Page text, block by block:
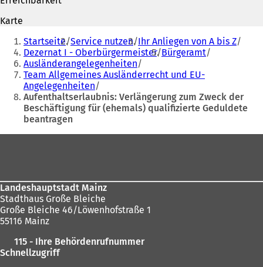
t
i
n
e
i
n
e
m
e
T
b
)
i
n
e
m
n
u
a
Karte
Sie
befinden
sich
hier:
Startseite Service nutzen Ihr Anliegen von A bis Z
Dezernat I - Oberbürgermeister Bürgeramt
Ausländerangelegenheiten
Team Allgemeines Ausländerrecht und EU-
Angelegenheiten
Aufenthaltserlaubnis: Verlängerung zum Zweck der
Beschäftigung für (ehemals) qualifizierte Geduldete
beantragen
Landeshauptstadt Mainz
Stadthaus Große Bleiche
Große Bleiche 46/Löwenhofstraße 1
55116 Mainz
115 - Ihre Behördenrufnummer
Schnellzugriff